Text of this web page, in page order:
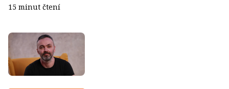
15 minut čtení